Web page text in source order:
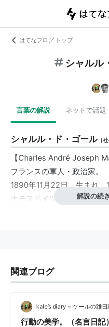
はてなブログ トップ
シャルル
言葉の解説 ネットで話題
シャルル・ド・ゴール (
【Charles André Joseph
フランスの軍人 ・政治家。
1890年11月22日、生まれ。
ナチスドイツの侵攻を逃れ
解説の続
関連ブログ
kale’s diary ~ ケールの雑日
行動の美学。（名言日記）